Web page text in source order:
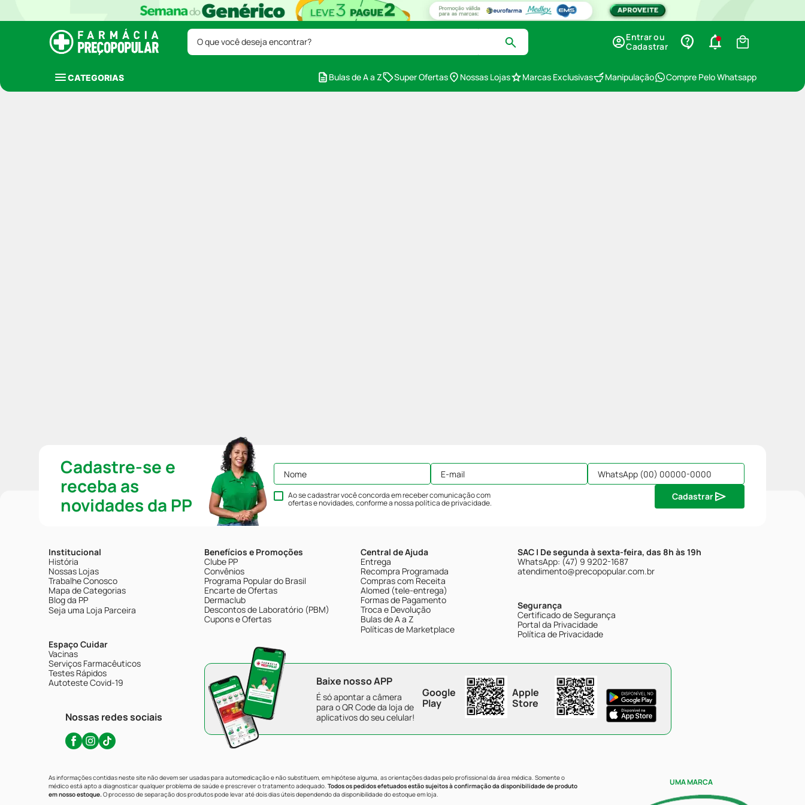
O que você deseja encontrar?
Entrar ou
Cadastrar
CATEGORIAS Bulas de A a Z Super Ofertas Nossas Lojas Marcas Exclusivas Manipulação Compre Pelo Whatsapp
Cadastre-se e
receba as
novidades da PP
Ao se cadastrar você concorda em receber comunicação com
ofertas e novidades, conforme a nossapolítica de privacidade.
Cadastrar
Institucional
História
Nossas Lojas
Trabalhe Conosco
Mapa de Categorias
Blog da PP
Seja uma Loja Parceira
Espaço Cuidar
Vacinas
Serviços Farmacêuticos
Testes Rápidos
Autoteste Covid-19
Nossas redes sociais
Benefícios e Promoções
Clube PP
Convênios
Programa Popular do Brasil
Encarte de Ofertas
Dermaclub
Descontos de Laboratório (PBM)
Cupons e Ofertas
Central de Ajuda
Entrega
Recompra Programada
Compras com Receita
Alomed (tele-entrega)
Formas de Pagamento
Troca e Devolução
Bulas de A a Z
Políticas de Marketplace
SAC | De segunda à sexta-feira, das 8h às 19h
WhatsApp: (47) 9 9202-1687
atendimento@precopopular.com.br
Segurança
Certificado de Segurança
Portal da Privacidade
Política de Privacidade
Baixe nosso APP
É só apontar a câmera
para o QR Code da loja de
aplicativos do seu celular!
Google
Play
Apple
Store
As informações contidas neste site não devem ser usadas para automedicação e não substituem, em hipótese alguma, as orientações dadas pelo profissional da área médica. Somente o
médico está apto a diagnosticar qualquer problema de saúde e prescrever o tratamento adequado. Todos os pedidos efetuados estão sujeitos à confirmação da disponibilidade de produto
em nosso estoque.O processo de separação dos produtos pode levar até dois dias úteis dependendo da disponibilidade do estoque em loja.
UMA MARCA